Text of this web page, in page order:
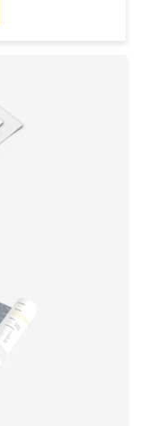
двор
(Variable
тепловой пункт